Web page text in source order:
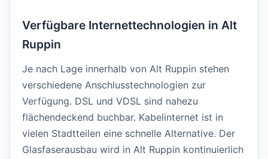
Verfügbare Internettechnologien in Alt
Ruppin
Je nach Lage innerhalb von Alt Ruppin stehen
verschiedene Anschlusstechnologien zur
Verfügung. DSL und VDSL sind nahezu
flächendeckend buchbar. Kabelinternet ist in
vielen Stadtteilen eine schnelle Alternative. Der
Glasfaserausbau wird in Alt Ruppin kontinuierlich